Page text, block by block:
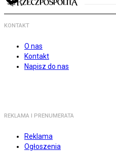
KONTAKT
O nas
Kontakt
Napisz do nas
REKLAMA I PRENUMERATA
Reklama
Ogłoszenia